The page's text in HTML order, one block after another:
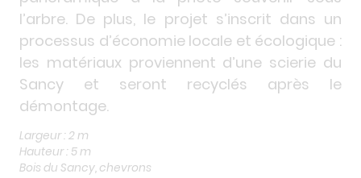
l’arbre. De plus, le projet s’inscrit dans un
processus d’économie locale et écologique :
les matériaux proviennent d’une scierie du
Sancy et seront recyclés après le
démontage.
Largeur : 2 m
Hauteur : 5 m
Bois du Sancy, chevrons